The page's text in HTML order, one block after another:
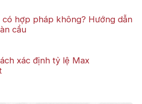
có hợp pháp không? Hướng dẫn
cầu
xác định tỷ lệ Max